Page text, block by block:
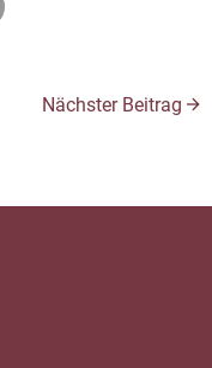
Nächster Beitrag